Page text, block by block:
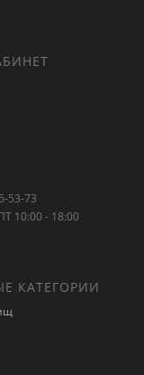
53-73
10:00 - 18:00
КАТЕГОРИИ